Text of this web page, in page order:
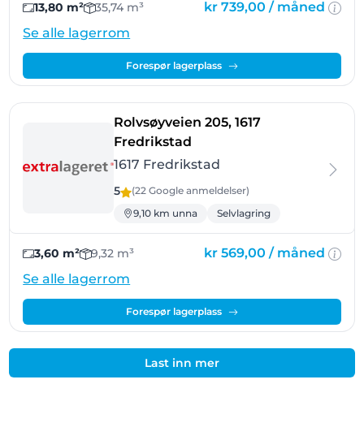
13,80 m² 35,74 m³ kr 739,00 / måned
Se alle lagerrom
Forespør lagerplass
Rolvsøyveien 205, 1617
Fredrikstad
1617 Fredrikstad
5 (22 Googleanmeldelser)
9,10 km unna
Selvlagring
3,60 m² 9,32 m³ kr 569,00 / måned
Se alle lagerrom
Forespør lagerplass
Last inn mer